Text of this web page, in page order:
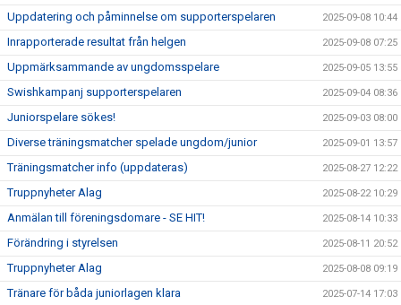
Uppdatering och påminnelse om supporterspelaren 2025-09-08 10:44
Inrapporterade resultat från helgen 2025-09-08 07:25
Uppmärksammande av ungdomsspelare 2025-09-05 13:55
Swishkampanj supporterspelaren 2025-09-04 08:36
Juniorspelare sökes! 2025-09-03 08:00
Diverse träningsmatcher spelade ungdom/junior 2025-09-01 13:57
Träningsmatcher info (uppdateras) 2025-08-27 12:22
Truppnyheter Alag 2025-08-22 10:29
Anmälan till föreningsdomare - SE HIT! 2025-08-14 10:33
Förändring i styrelsen 2025-08-11 20:52
Truppnyheter Alag 2025-08-08 09:19
Tränare för båda juniorlagen klara 2025-07-14 17:03